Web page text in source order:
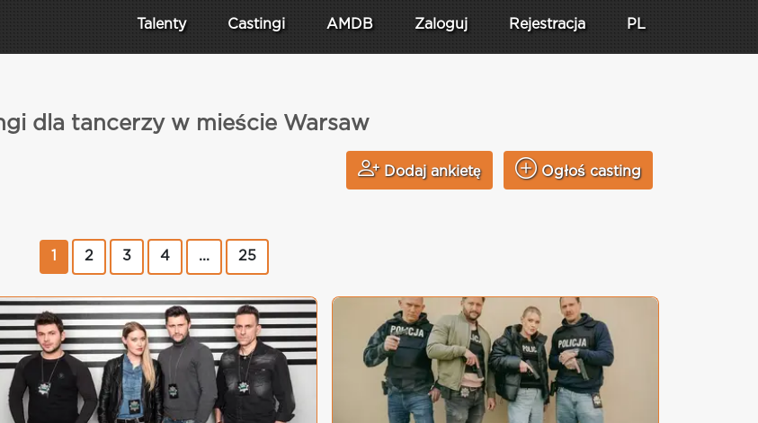
Talenty Castingi AMDB Zaloguj Rejestracja PL
dla tancerzy w mieście Warsaw
Dodaj ankietę Ogłoś casting
2 3 4 ... 25